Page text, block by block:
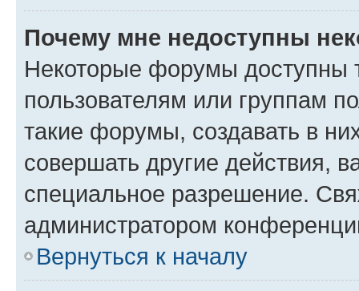
Почему мне недоступны
Некоторые форумы доступны
пользователям или группам
такие форумы, создавать в
совершать другие действия,
специальное разрешение.
администратором
Вернуться к началу